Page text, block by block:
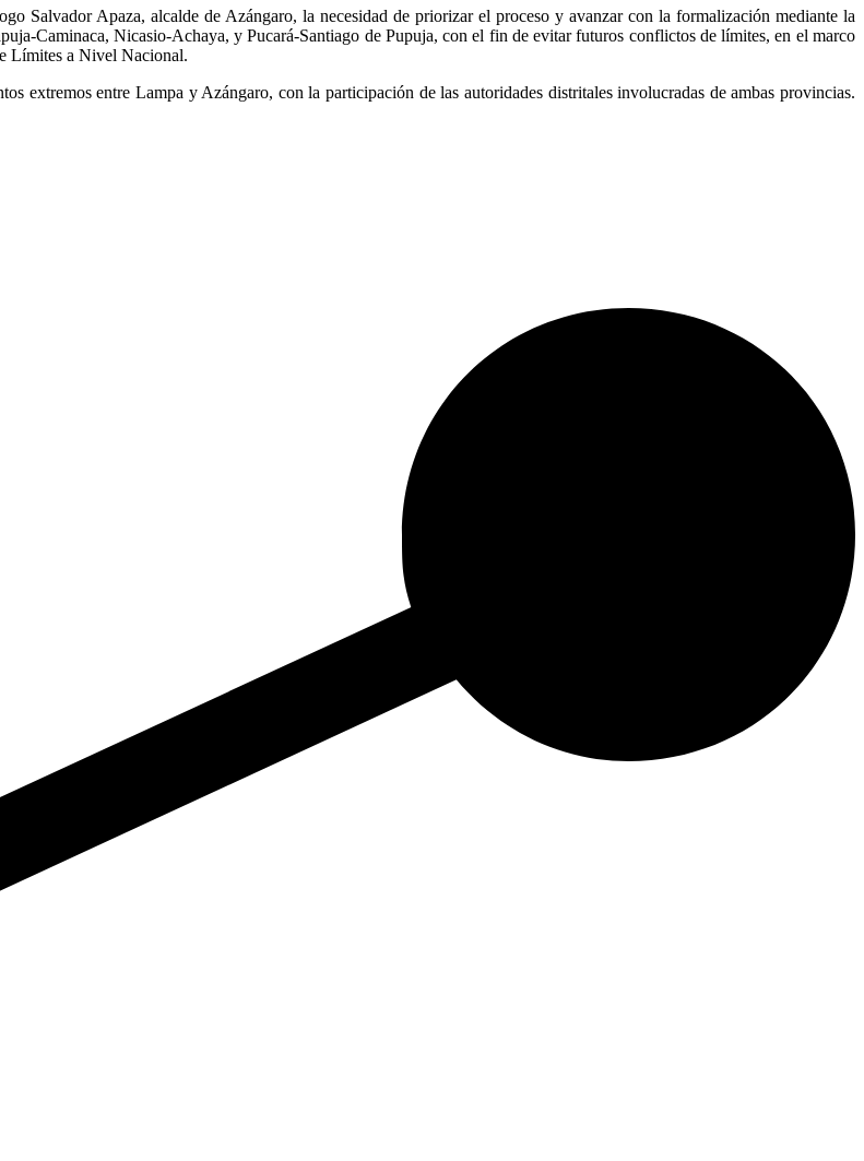
Salvador Apaza, alcalde de Azángaro, la necesidad de priorizar el proceso y avanzar con la formalización mediante la
Caminaca, Nicasio-Achaya, y Pucará-Santiago de Pupuja, con el fin de evitar futuros conflictos de límites, en el marco
Límites a Nivel Nacional.
extremos entre Lampa y Azángaro, con la participación de las autoridades distritales involucradas de ambas provincias.